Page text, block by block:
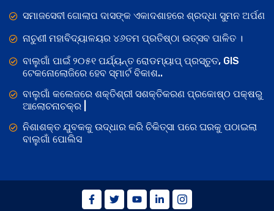
ସମାଜସେବୀ ଗୋଲାପ ଦାସଙ୍କ ଏକାଦଶାହରେ ଶ୍ରଦ୍ଧା ସୁମନ ଅର୍ପଣ
ନାଚୁଣୀ ମହାବିଦ୍ୟାଳୟର ୪୬ତମ ପ୍ରତିଷ୍ଠା ଉତ୍ସବ ପାଳିତ ।
ବାଲୁଗାଁ ପାଇଁ ୨୦୫୧ ପର୍ଯ୍ୟନ୍ତ ରୋଡମ୍ୟାପ୍ ପ୍ରସ୍ତୁତ, GIS
ଟେକନୋଲୋଜିରେ ହେବ ସ୍ମାର୍ଟ ବିକାଶ..
ବାଲୁଗାଁ କଲେଜରେ ଶକ୍ତିଶ୍ରୀ ସଶକ୍ତିକରଣ ପ୍ରକୋଷ୍ଠ ପକ୍ଷରୁ
ଆଲୋଚନାଚକ୍ର |
ନିଶାଶକ୍ତ ଯୁବକକୁ ଉଦ୍ଧାର କରି ଚିକିତ୍ସା ପରେ ଘରକୁ ପଠାଇଲା
ବାଲୁଗାଁ ପୋଲିସ